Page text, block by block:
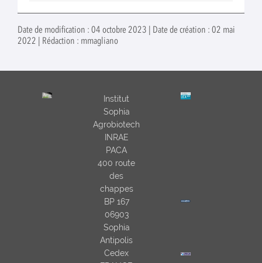
Date de modification : 04 octobre 2023 | Date de création : 02 mai
2022 | Rédaction : mmagliano
Institut
Sophia
Agrobiotech
INRAE
PACA
400 route
des
chappes
BP 167
06903
Sophia
Antipolis
Cedex